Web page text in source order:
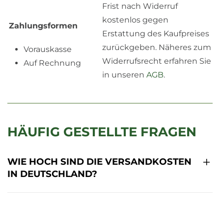
Zahlungsformen
Vorauskasse
Auf Rechnung
Frist nach Widerruf
kostenlos gegen
Erstattung des Kaufpreises
zurückgeben. Näheres zum
Widerrufsrecht erfahren Sie
in unseren AGB.
HÄUFIG GESTELLTE FRAGEN
WIE HOCH SIND DIE VERSANDKOSTEN
IN DEUTSCHLAND?